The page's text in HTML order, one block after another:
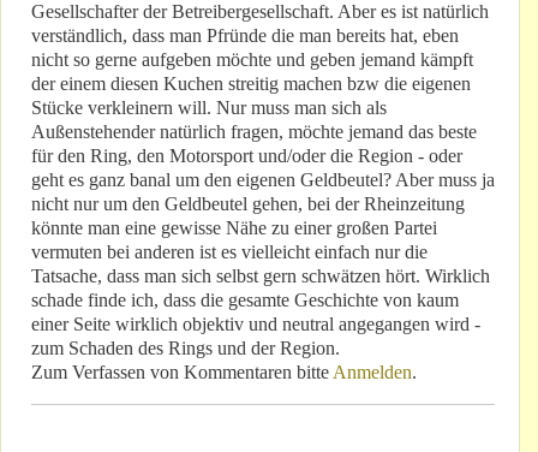
Gesellschafter der Betreibergesellschaft. Aber es ist natürlich
verständlich, dass man Pfründe die man bereits hat, eben
nicht so gerne aufgeben möchte und geben jemand kämpft
der einem diesen Kuchen streitig machen bzw die eigenen
Stücke verkleinern will. Nur muss man sich als
Außenstehender natürlich fragen, möchte jemand das beste
für den Ring, den Motorsport und/oder die Region - oder
geht es ganz banal um den eigenen Geldbeutel? Aber muss ja
nicht nur um den Geldbeutel gehen, bei der Rheinzeitung
könnte man eine gewisse Nähe zu einer großen Partei
vermuten bei anderen ist es vielleicht einfach nur die
Tatsache, dass man sich selbst gern schwätzen hört. Wirklich
schade finde ich, dass die gesamte Geschichte von kaum
einer Seite wirklich objektiv und neutral angegangen wird -
zum Schaden des Rings und der Region.
Zum Verfassen von Kommentaren bitte Anmelden.